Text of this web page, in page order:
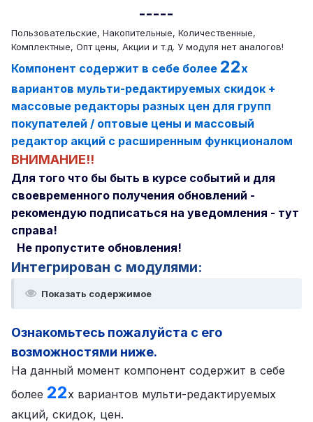
-----
Пользовательские, Накопительные, Количественные,
Комплектные, Опт цены, Акции и т.д. У модуля нет аналогов!
Компонент содержит в себе более 22х
вариантов мульти-редактируемых скидок +
массовые редакторы разных цен для групп
покупателей / оптовые цены и массовый
редактор акций с расширенным функционалом
ВНИМАНИЕ!!
Для того что бы быть в курсе событий и для
своевременного получения обновлений -
рекомендую подписаться на уведомления - тут
справа!
Не пропустите обновления!
Интегрирован с модулями:
Показать содержимое
Ознакомьтесь пожалуйста с его
возможностями ниже.
На данный момент компонент содержит в себе
более 22х вариантов мульти-редактируемых
акций, скидок, цен.